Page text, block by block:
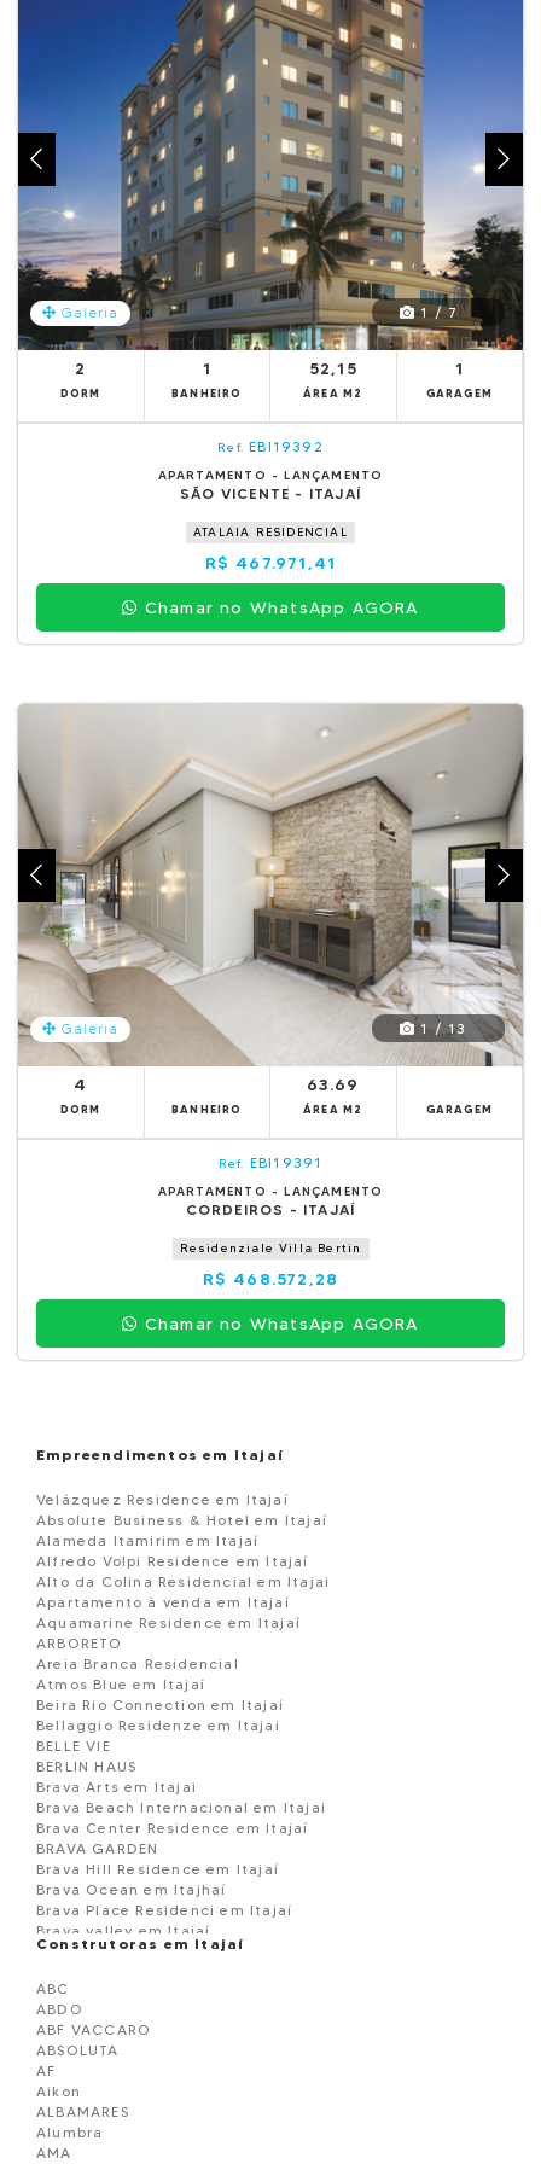
Galeria 1 / 7
2
DORM
1
BANHEIRO
52,15
ÁREA M2
1
GARAGEM
Ref. EBI19392
APARTAMENTO - LANÇAMENTO
SÃO VICENTE - ITAJAÍ
ATALAIA RESIDENCIAL
R$ 467.971,41
Chamar no WhatsApp AGORA
Galeria 1 / 13
4
DORM BANHEIRO
63.69
ÁREA M2 GARAGEM
Ref. EBI19391
APARTAMENTO - LANÇAMENTO
CORDEIROS - ITAJAÍ
Residenziale Villa Bertin
R$ 468.572,28
Chamar no WhatsApp AGORA
Empreendimentos em Itajaí
Velázquez Residence em Itajaí
Absolute Business & Hotel em Itajaí
Alameda Itamirim em Itajaí
Alfredo Volpi Residence em Itajaí
Alto da Colina Residencial em Itajai
Apartamento à venda em Itajaí
Aquamarine Residence em Itajaí
ARBORETO
Areia Branca Residencial
Atmos Blue em Itajaí
Beira Rio Connection em Itajaí
Bellaggio Residenze em Itajai
BELLE VIE
BERLIN HAUS
Brava Arts em Itajai
Brava Beach Internacional em Itajai
Brava Center Residence em Itajaí
BRAVA GARDEN
Brava Hill Residence em Itajaí
Brava Ocean em Itajhaí
Brava Place Residenci em Itajaí
Brava valley em Itajaí
Brava View em Itajaí
Brava Villi Soul Residence
Brooklyn 365 Residence em Itajaí
Camboriú Tower Residence em Itajaí
Casa à venda em Itajaí
CATANIA RESIDENCIAL
Cézzane Residence em Itajaí
Cielo Di Amalfi em Itajaí
Classic em Itajaí
Condomínio Horizontal Praia Brava em Itajaí
Construtoras em Itajaí
ABC
ABDO
ABF VACCARO
ABSOLUTA
AF
Aikon
ALBAMARES
Alumbra
AMA